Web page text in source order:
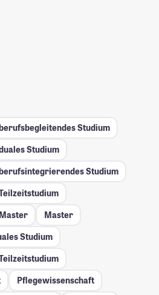
Studium
Studium
Studium
Master
Studium
Pflegewissenschaft